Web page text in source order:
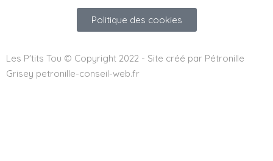
Politique des cookies
Les P'tits Tou © Copyright 2022 - Site créé par Pétronille
Grisey petronille-conseil-web.fr